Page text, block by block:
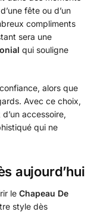
fête ou d’un
compliments
sera une
qui souligne
alors que
Avec ce choix,
accessoire,
qui ne
aujourd’hui
le Chapeau De
style dès